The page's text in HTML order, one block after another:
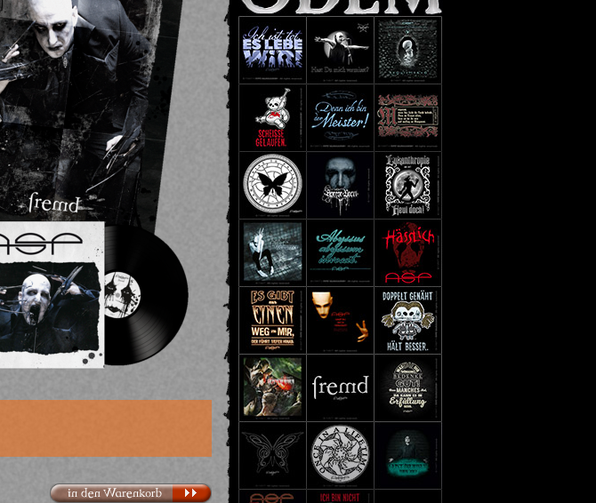
In den Warenkorb